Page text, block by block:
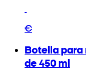
€
Botella para
de 450 ml